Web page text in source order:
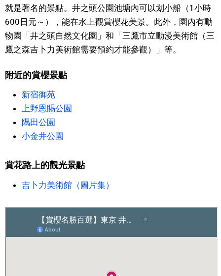
工作勞動
家庭
醫療健康
語言
東京
編輯部通知
就是著名的景點。井之頭公園池塘內可以划小船（1小時
600日元～），能在水上觀賞櫻花美景。此外，園內有動
物園「井之頭自然文化園」和「三鷹市立動漫美術館（三
鷹之森吉卜力美術館需要預約才能參觀）」等。
附近的賞櫻景點
新宿御苑
上野恩賜公園
隅田公園
小金井公園
賞花路上的觀光景點
吉卜力美術館（圖片集）